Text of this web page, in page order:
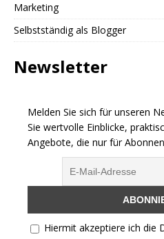
Marketing
Selbstständig als Blogger
Newsletter
Melden Sie sich für unseren
Sie wertvolle Einblicke,
Angebote, die nur für
Hiermit akzeptiere ich die